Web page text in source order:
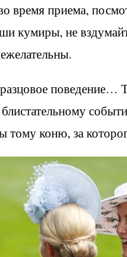
время приема,
кумиры, не
поведение…
коню, за